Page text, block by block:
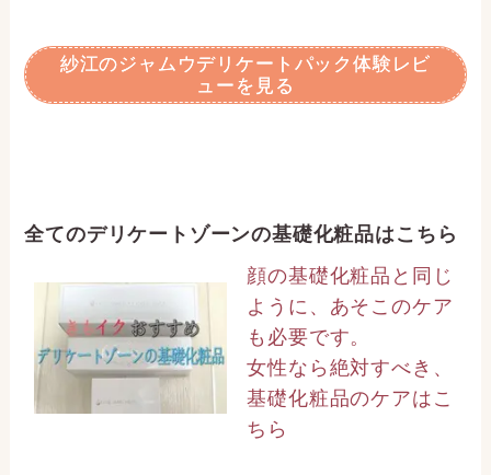
紗江のジャムウデリケートパック体験レビ
ューを見る
全てのデリケートゾーンの基礎化粧品はこちら
顔の基礎化粧品と同じ
ように、あそこのケア
も必要です。
女性なら絶対すべき、
基礎化粧品のケアはこ
ちら